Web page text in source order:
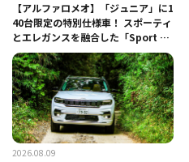
【アルファロメオ】「ジュニア」に1
40台限定の特別仕様車！ スポーティ
とエレガンスを融合した「Sport Sp
eciale」登場
2026.08.09